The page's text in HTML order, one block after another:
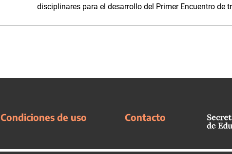
disciplinares para el desarrollo del Primer Encuentro de
Condiciones de uso Contacto